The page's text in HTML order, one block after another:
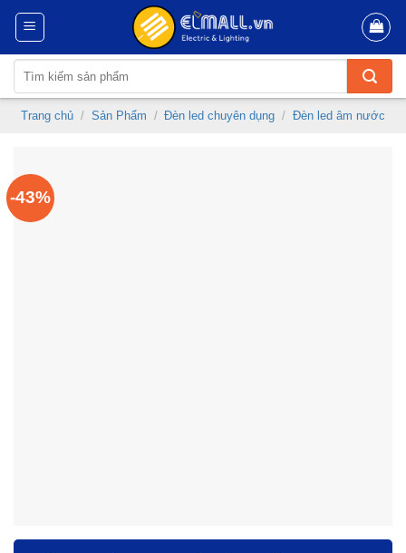
Skip
content
kiếm:
Trang chủ / Sản Phẩm / Đèn led chuyên dụng / Đèn led âm nước
-43%